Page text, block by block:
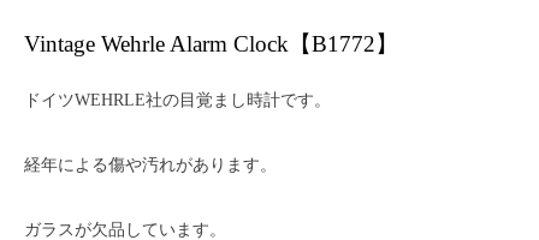
Vintage Wehrle Alarm Clock【B1772】
ドイツWEHRLE社の目覚まし時計です。
経年による傷や汚れがあります。
ガラスが欠品しています。